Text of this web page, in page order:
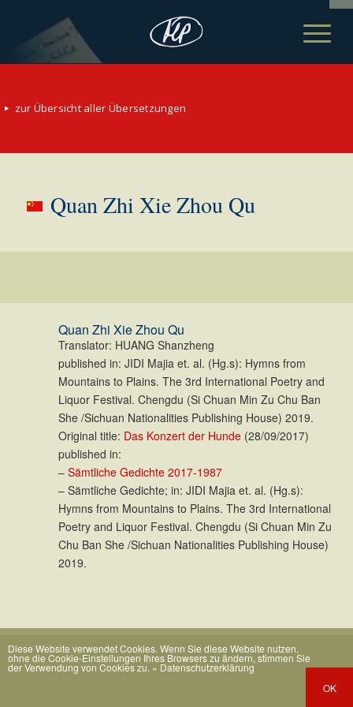
zur Übersicht aller Übersetzungen
Quan Zhi Xie Zhou Qu
Quan Zhi Xie Zhou Qu
Translator: HUANG Shanzheng
published in: JIDI Majia et. al. (Hg.s): Hymns from
Mountains to Plains. The 3rd International Poetry and
Liquor Festival. Chengdu (Si Chuan Min Zu Chu Ban
She /Sichuan Nationalities Publishing House) 2019.
Original title: Das Konzert der Hunde(28/09/2017)
published in:
– Sämtliche Gedichte 2017-1987
– Sämtliche Gedichte; in: JIDI Majia et. al. (Hg.s):
Hymns from Mountains to Plains. The 3rd International
Poetry and Liquor Festival. Chengdu (Si Chuan Min Zu
Chu Ban She /Sichuan Nationalities Publishing House)
2019.
Diese Website verwendet Cookies. Wenn Sie diese Website nutzen,
ohne die Cookie-Einstellungen Ihres Browsers zu ändern, stimmen Sie
der Verwendung von Cookies zu. » Datenschutzerklärung
OK